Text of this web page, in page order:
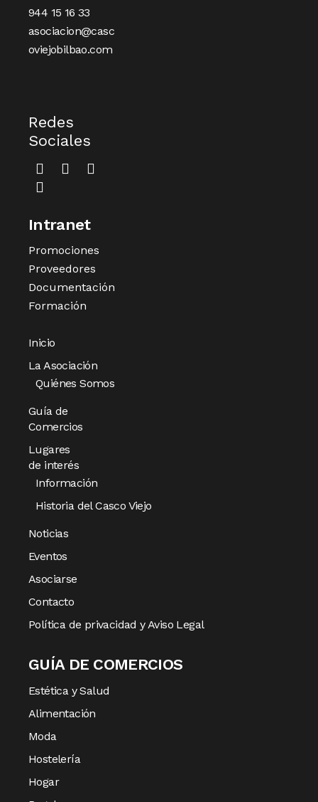
944 15 16 33
asociacion@casc
oviejobilbao.com
Redes
Sociales
Intranet
Promociones
Proveedores
Documentación
Formación
Inicio
La Asociación
Quiénes Somos
Guía de
Comercios
Lugares
de interés
Información
Historia del Casco Viejo
Noticias
Eventos
Asociarse
Contacto
Política de privacidad y Aviso Legal
GUÍA DE COMERCIOS
Estética y Salud
Alimentación
Moda
Hostelería
Hogar